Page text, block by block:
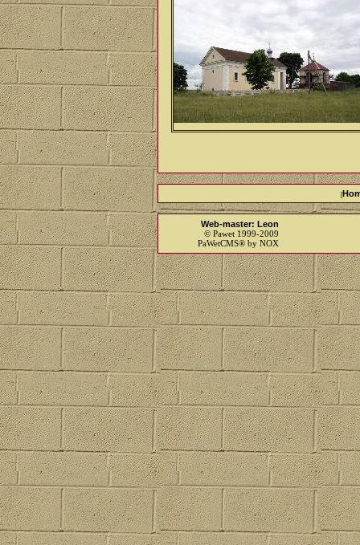
[
Web-master: Leon
© Pawet 1999-2009
PaWetCMS® by NOX